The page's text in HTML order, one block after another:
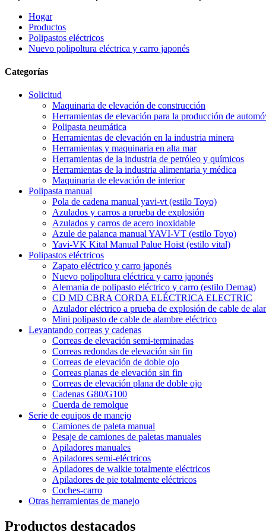
Hogar
Productos
Polipastos eléctricos
Nuevo polipoltura eléctrica y carro japonés
Categorías
Solicitud
Maquinaria de elevación de construcción
Herramientas de elevación para la producción de
Polipasta neumática
Herramientas de elevación en la industria minera
Herramientas y maquinaria en alta mar
Herramientas de la industria de petróleo y químicos
Herramientas de la industria alimentaria y médica
Maquinaria de elevación de interior
Polipasta manual
Pola de cadena manual yavi-vt (estilo Toyo)
Azulados y carros a prueba de explosión
Azulados y carros de acero inoxidable
Azule de palanca manual YAVI-VT (estilo Toyo)
Yavi-VK Kital Manual Palue Hoist (estilo vital)
Polipastos eléctricos
Zapato eléctrico y carro japonés
Nuevo polipoltura eléctrica y carro japonés
Alemania de polipasto eléctrico y carro (estilo Demag)
CD MD CBRA CORDA ELÉCTRICA ELECTRIC
Azulador eléctrico a prueba de explosión de cable de
Mini polipasto de cable de alambre eléctrico
Levantando correas y cadenas
Correas de elevación semi-terminadas
Correas redondas de elevación sin fin
Correas de elevación de doble ojo
Correas planas de elevación sin fin
Correas de elevación plana de doble ojo
Cadenas G80/G100
Cuerda de remolque
Serie de equipos de manejo
Camiones de paleta manual
Pesaje de camiones de paletas manuales
Apiladores manuales
Apiladores semi-eléctricos
Apiladores de walkie totalmente eléctricos
Apiladores de pie totalmente eléctricos
Coches-carro
Otras herramientas de manejo
Productos destacados